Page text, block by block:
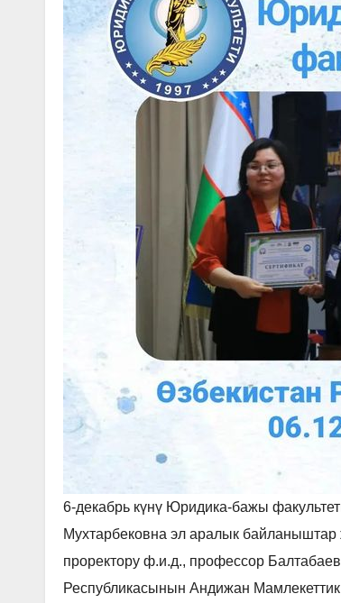
6-декабрь күнү Юридика-бажы
Мухтарбековна эл аралык байланыштар
проректору ф.и.д., профессор
Республикасынын Андижан